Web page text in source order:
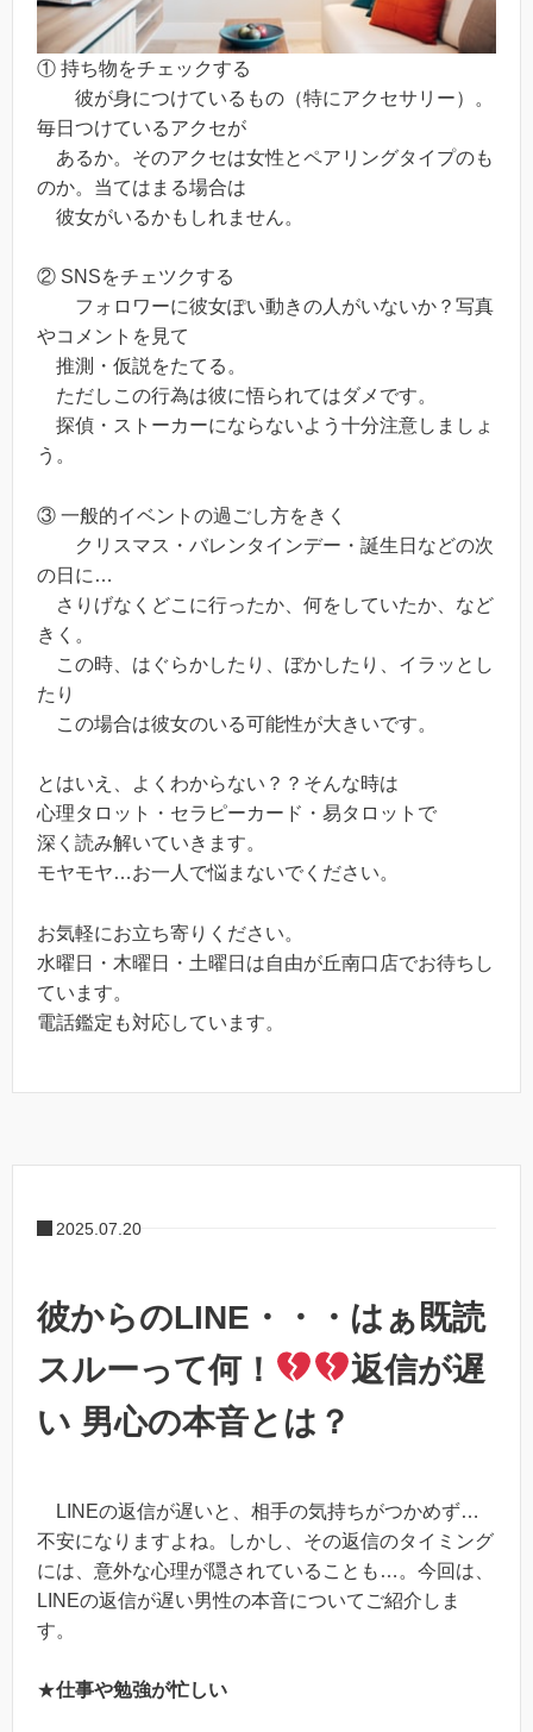
① 持ち物をチェックする
彼が身につけているもの（特にアクセサリー）。
毎日つけているアクセが
あるか。そのアクセは女性とペアリングタイプのも
のか。当てはまる場合は
彼女がいるかもしれません。
② SNSをチェツクする
フォロワーに彼女ぽい動きの人がいないか？写真
やコメントを見て
推測・仮説をたてる。
ただしこの行為は彼に悟られてはダメです。
探偵・ストーカーにならないよう十分注意しましょ
う。
③ 一般的イベントの過ごし方をきく
クリスマス・バレンタインデー・誕生日などの次
の日に…
さりげなくどこに行ったか、何をしていたか、など
きく。
この時、はぐらかしたり、ぼかしたり、イラッとし
たり
この場合は彼女のいる可能性が大きいです。
とはいえ、よくわからない？？そんな時は
心理タロット・セラピーカード・易タロットで
深く読み解いていきます。
モヤモヤ…お一人で悩まないでください。
お気軽にお立ち寄りください。
水曜日・木曜日・土曜日は自由が丘南口店でお待ちし
ています。
電話鑑定も対応しています。
2025.07.20
彼からのLINE・・・はぁ既読
スルーって何！
返信が遅
い 男心の本音とは？
LINEの返信が遅いと、相手の気持ちがつかめず…
不安になりますよね。しかし、その返信のタイミング
には、意外な心理が隠されていることも…。今回は、
LINEの返信が遅い男性の本音についてご紹介しま
す。
★仕事や勉強が忙しい